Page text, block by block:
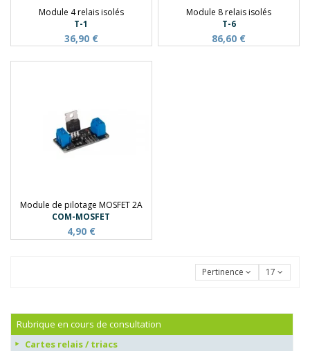
Module 4 relais isolés
T-1
36,90 €
Module 8 relais isolés
T-6
86,60 €
Module de pilotage MOSFET 2A
COM-MOSFET
4,90 €
Pertinence 17
Rubrique en cours de consultation
Cartes relais / triacs